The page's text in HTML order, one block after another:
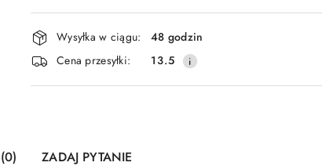
Dostępność
i
dostawa
Wysyłka w ciągu:
48 godzin
Cena przesyłki:
13.5
ZADAJ PYTANIE